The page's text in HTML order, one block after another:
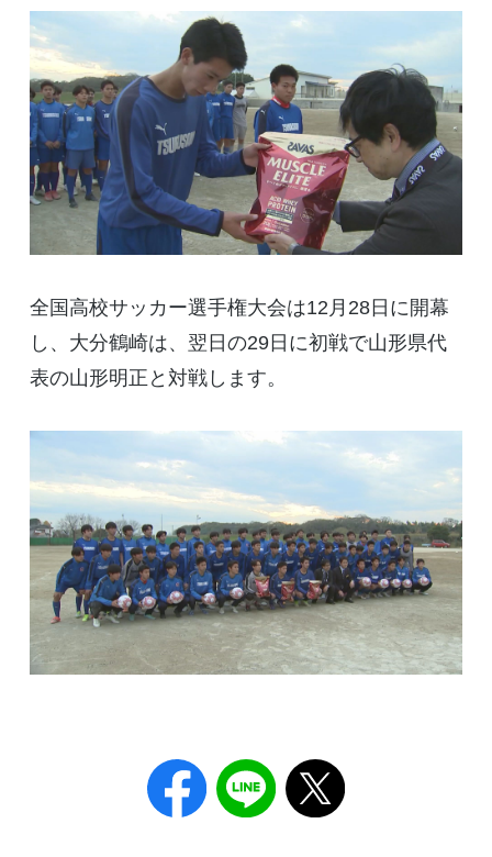
全国高校サッカー選手権大会は12月28日に開幕
し、大分鶴崎は、翌日の29日に初戦で山形県代
表の山形明正と対戦します。